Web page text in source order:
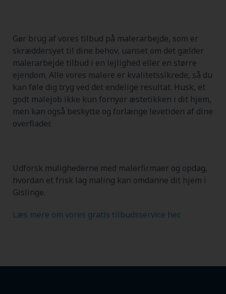
Gør brug af vores tilbud på malerarbejde, som er
skræddersyet til dine behov, uanset om det gælder
malerarbejde tilbud i en lejlighed eller en større
ejendom. Alle vores malere er kvalitetssikrede, så du
kan føle dig tryg ved det endelige resultat. Husk, et
godt malejob ikke kun fornyer æstetikken i dit hjem,
men kan også beskytte og forlænge levetiden af dine
overflader.
Udforsk mulighederne med malerfirmaer og opdag,
hvordan et frisk lag maling kan omdanne dit hjem i
Gislinge.
Læs mere om vores gratis tilbudsservice her.